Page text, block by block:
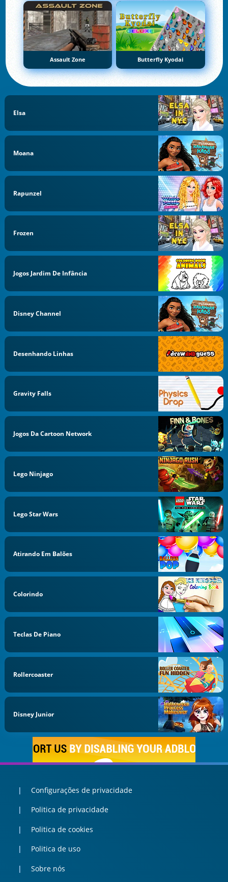
Assault Zone Butterfly Kyodai
Elsa
Moana
Rapunzel
Frozen
Jogos Jardim De Infância
Disney Channel
Desenhando Linhas
Gravity Falls
Jogos Da Cartoon Network
Lego Ninjago
Lego Star Wars
Atirando Em Balões
Colorindo
Teclas De Piano
Rollercoaster
Disney Junior
Configurações de privacidade
Politica de privacidade
Politica de cookies
Politica de uso
Sobre nós